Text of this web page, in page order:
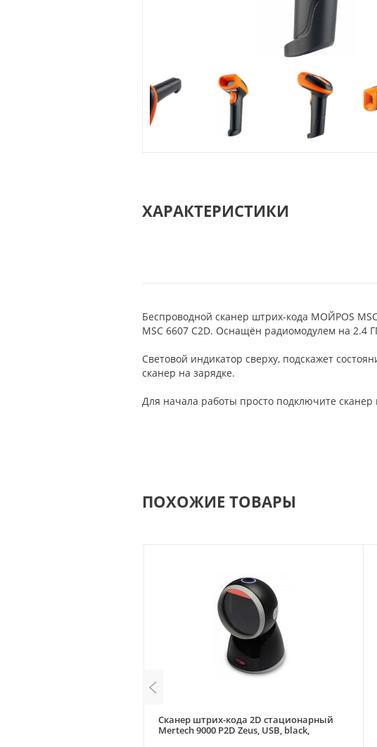
ХАРАКТЕРИСТИКИ
Беспроводной сканер штрих-кода МОЙPOS
MSC 6607 C2D. Оснащён радиомодулем на 2.4
Световой индикатор сверху, подскажет
сканер на зарядке.
Для начала работы просто подключите
ПОХОЖИЕ ТОВАРЫ
Сканер штрих-кода 2D стационарный
Mertech 9000 P2D Zeus, USB, black,